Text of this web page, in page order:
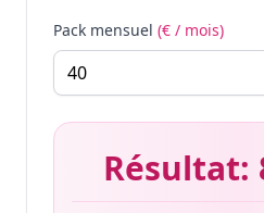
Pack mensuel (€ / mois)
Résultat: